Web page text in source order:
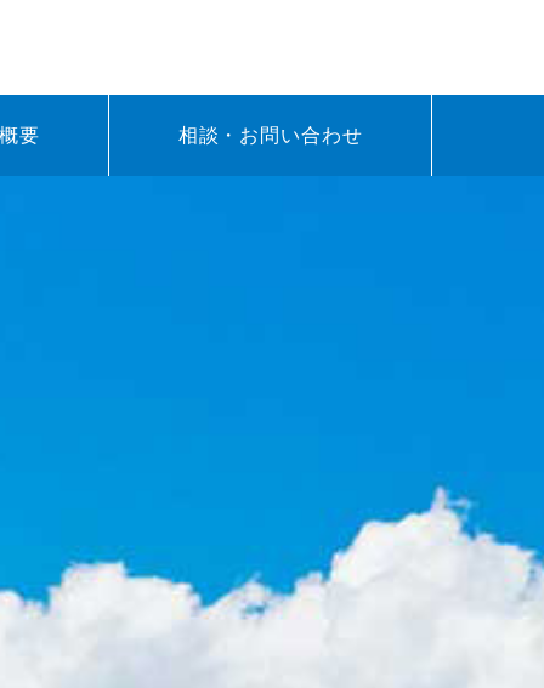
要 相談・お問い合わせ